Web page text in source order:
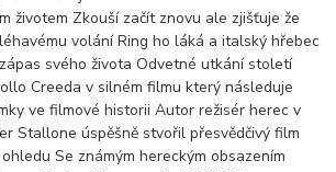
životem Zkouší začít znovu ale zjišťuje že
volání Ring ho láká a italský hřebec
svého života Odvetné utkání století
Creeda v silném filmu který následuje
ve filmové historii Autor režisér herec v
Stallone úspěšně stvořil přesvědčivý film
Se známým hereckým obsazením